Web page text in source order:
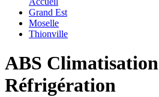
Grand Est
Moselle
Thionville
ABS Climatisation
Réfrigération